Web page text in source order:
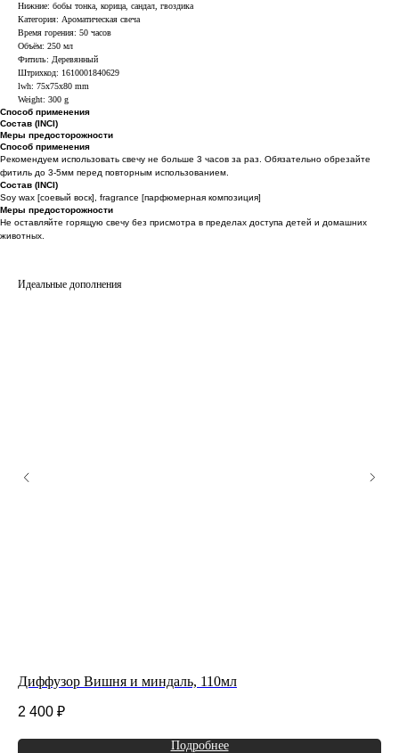
Нижние: бобы тонка, корица, сандал, гвоздика
Категория: Ароматическая свеча
Время горения: 50 часов
Объём: 250 мл
Фитиль: Деревянный
Штрихкод: 1610001840629
lwh: 75x75x80 mm
Weight: 300 g
Способ применения
Состав (INCI)
Меры предосторожности
Способ применения
Рекомендуем использовать свечу не больше 3 часов за раз. Обязательно обрезайте
фитиль до 3-5мм перед повторным использованием.
Состав (INCI)
Soy wax [соевый воск], fragrance [парфюмерная композиция]
Меры предосторожности
Не оставляйте горящую свечу без присмотра в пределах доступа детей и домашних
животных.
Идеальные дополнения
Диффузор Вишня и миндаль, 110мл
2 400 ₽
Подробнее